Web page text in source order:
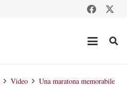
Video Una maratona memorabile